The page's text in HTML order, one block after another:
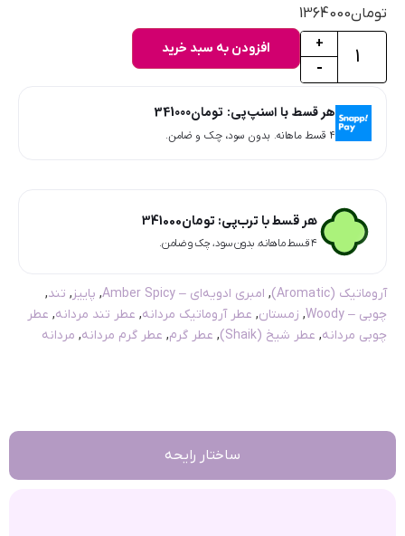
تومان1364000
-
+ افزودن به سبد خرید
هر قسط با اسنپ‌پی: تومان341000
۴ قسط ماهانه. بدون سود، چک و ضامن.
هر قسط با ترب‌پی: تومان341000
۴ قسط ماهانه. بدون سود، چک و ضامن.
آروماتیک (Aromatic) , امبری ادویه‌ای – Amber Spicy , پاییز, تند,
چوبی – Woody
, زمستان, عطر آروماتیک مردانه, عطر تند مردانه, عطر
چوبی مردانه, عطر شیخ (Shaik) , عطر گرم, عطر گرم مردانه, مردانه
ساختار رایحه